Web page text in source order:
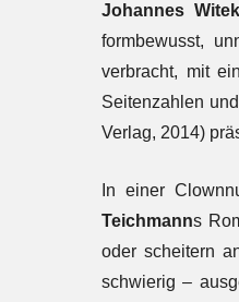
Johannes Witek
formbewusst,
verbracht, mit
Seitenzahlen
Verlag, 2014)
In einer
Teichmanns
oder scheitern
schwierig –